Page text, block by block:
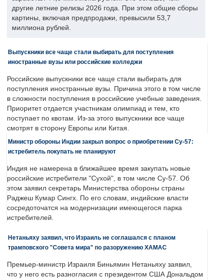
другие летние релизы 2026 года. При этом общие сборы
картины, включая предпродажи, превысили 53,7
миллиона рублей.
Выпускники все чаще стали выбирать для поступления
иностранные вузы или российские колледжи
Российские выпускники все чаще стали выбирать для
поступления иностранные вузы. Причина этого в том числе
в сложности поступления в российские учебные заведения.
Приоритет отдается участникам олимпиад и тем, кто
поступает по квотам. Из-за этого выпускники все чаще
смотрят в сторону Европы или Китая.
Министр обороны Индии закрыл вопрос о приобретении Су-57:
истребитель покупать не планируют
Индия не намерена в ближайшее время закупать новые
российские истребители "Сухой", в том числе Су-57. Об
этом заявил секретарь Министерства обороны страны
Раджеш Кумар Сингх. По его словам, индийские власти
сосредоточатся на модернизации имеющегося парка
истребителей.
Нетаньяху заявил, что Израиль не соглашался с планом
трамповского "Совета мира" по разоружению ХАМАС
Премьер-министр Израиля Биньямин Нетаньяху заявил,
что у него есть разногласия с президентом США Дональдом